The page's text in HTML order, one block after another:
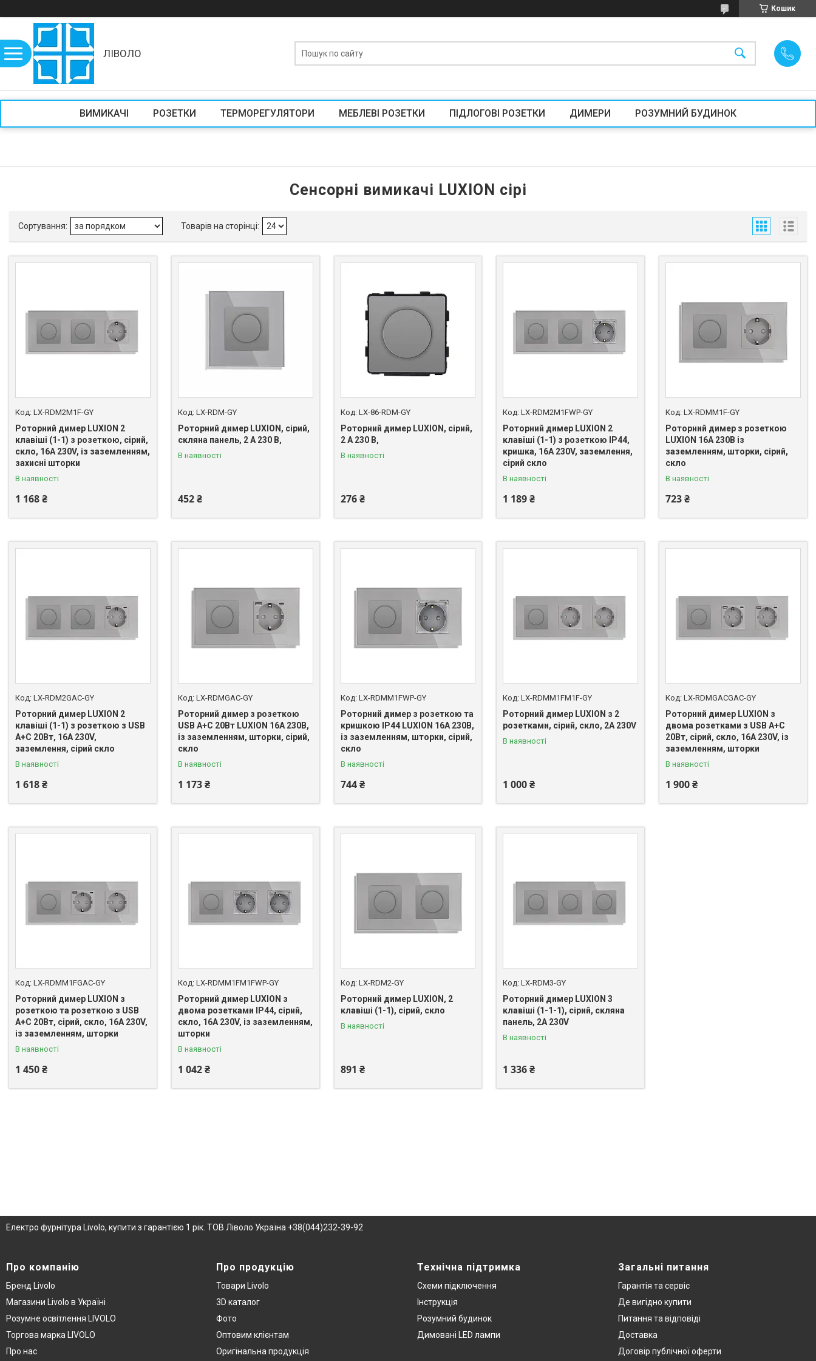
Кошик
ЛІВОЛО
ВИМИКАЧІ РОЗЕТКИ ТЕРМОРЕГУЛЯТОРИ МЕБЛЕВІ РОЗЕТКИ ПІДЛОГОВІ РОЗЕТКИ ДИМЕРИ РОЗУМНИЙ БУДИНОК
Сенсорні вимикачі LUXION сірі
LX-RDM2M1F-GY
Роторний димер LUXION 2
клавіші (1-1) з розеткою, сірий,
скло, 16A 230V, із заземленням,
захисні шторки
В наявності
1 168 ₴
LX-RDM-GY
Роторний димер LUXION, сірий,
скляна панель, 2 А 230 В,
В наявності
452 ₴
LX-86-RDM-GY
Роторний димер LUXION, сірий,
2 А 230 В,
В наявності
276 ₴
LX-RDM2M1FWP-GY
Роторний димер LUXION 2
клавіші (1-1) з розеткою IP44,
кришка, 16A 230V, заземлення,
сірий скло
В наявності
1 189 ₴
LX-RDMM1F-GY
Роторний димер з розеткою
LUXION 16А 230В із
заземленням, шторки, сірий,
скло
В наявності
723 ₴
LX-RDM2GAC-GY
Роторний димер LUXION 2
клавіші (1-1) з розеткою з USB
A+C 20Вт, 16A 230V,
заземлення, сірий скло
В наявності
1 618 ₴
LX-RDMGAC-GY
Роторний димер з розеткою
USB A+C 20Вт LUXION 16А 230В,
із заземленням, шторки, сірий,
скло
В наявності
1 173 ₴
LX-RDMM1FWP-GY
Роторний димер з розеткою та
кришкою IP44 LUXION 16А 230В,
із заземленням, шторки, сірий,
скло
В наявності
744 ₴
LX-RDMM1FM1F-GY
Роторний димер LUXION з 2
розетками, сірий, скло, 2A 230V
В наявності
1 000 ₴
LX-RDMGACGAC-GY
Роторний димер LUXION з
двома розетками з USB A+C
20Вт, сірий, скло, 16A 230V, із
заземленням, шторки
В наявності
1 900 ₴
LX-RDMM1FGAC-GY
Роторний димер LUXION з
розеткою та розеткою з USB
A+C 20Вт, сірий, скло, 16A 230V,
із заземленням, шторки
В наявності
1 450 ₴
LX-RDMM1FM1FWP-GY
Роторний димер LUXION з
двома розетками IP44, сірий,
скло, 16A 230V, із заземленням,
шторки
В наявності
1 042 ₴
LX-RDM2-GY
Роторний димер LUXION, 2
клавіші (1-1), сірий, скло
В наявності
891 ₴
LX-RDM3-GY
Роторний димер LUXION 3
клавіші (1-1-1), сірий, скляна
панель, 2A 230V
В наявності
1 336 ₴
Електро фурнітура Livolo, купити з гарантією 1 рік. ТОВ Ліволо Україна +38(044)232-39-92
Про компанію
Бренд Livolo
Магазини Livolo в Україні
Розумне освітлення LIVOLO
Торгова марка LIVOLO
Про нас
Про продукцію
Товари Livolo
3D каталог
Фото
Оптовим клієнтам
Оригінальна продукція
Технічна підтримка
Схеми підключення
Інструкція
Розумний будинок
Димовані LED лампи
Загальні питання
Гарантія та сервіс
Де вигідно купити
Питання та відповіді
Доставка
Договір публічної оферти